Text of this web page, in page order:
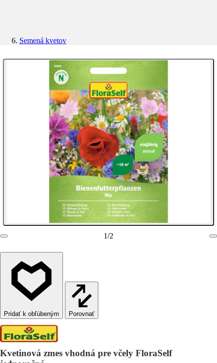
Semená kvetov
1/2
Porovnať
Kvetinová zmes vhodná pre včely FloraSelf